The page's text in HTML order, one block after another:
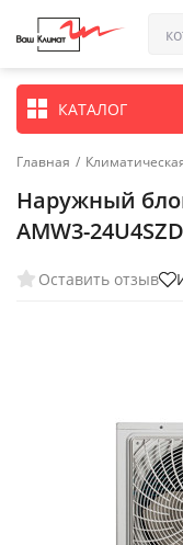
КАТАЛОГ
Главная /
Наружный
AMW3-24U4SZD
Оставить отзыв